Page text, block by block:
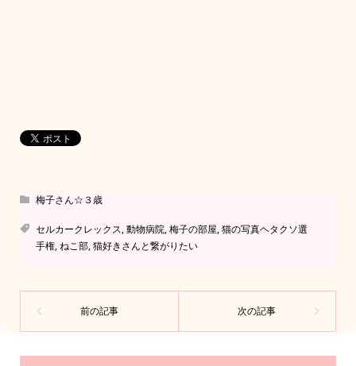
梅子さん☆３歳
セルカークレックス,動物病院,梅子の部屋,猫の写真ヘタクソ選
手権,ねこ部,猫好きさんと繋がりたい